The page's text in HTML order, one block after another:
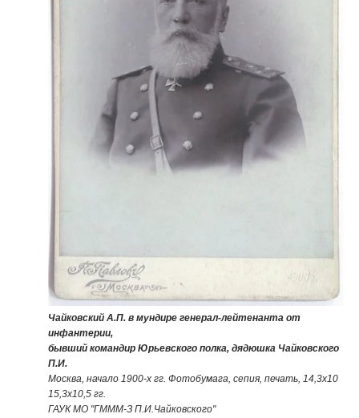
Чайковский А.П. в мундире генерал-лейтенанта от
инфантерии,
бывший командир Юрьевского полка, дядюшка Чайковского
П.И.
Москва, начало 1900-х гг. Фотобумага, сепия, печать, 14,3х10
15,3х10,5 гг.
ГАУК МО "ГМММ-З П.И.Чайковского"